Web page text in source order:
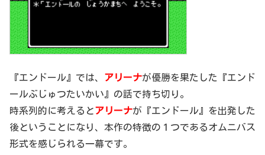
『エンドール』では、 アリーナが優勝を果たした『エンド
ールぶじゅつたいかい』の話で持ち切り。
時系列的に考えるとアリーナが『エンドール』を出発した
後ということになり、本作の特徴の１つであるオムニバス
形式を感じられる一幕です。